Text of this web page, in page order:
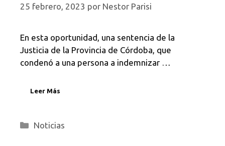
25 febrero, 2023 por Nestor Parisi
En esta oportunidad, una sentencia de la
Justicia de la Provincia de Córdoba, que
condenó a una persona a indemnizar …
Leer Más
Categorías
Noticias